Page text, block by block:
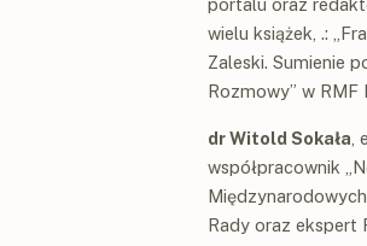
portalu oraz
wielu książek, .:
Zaleski. Sumienie
Rozmowy” w RMF
dr Witold Sokała
współpracownik
Rady oraz ekspert